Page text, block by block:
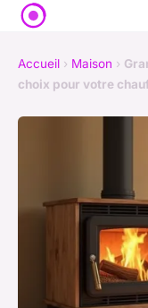
Accueil › Maison ›
choix pour votre